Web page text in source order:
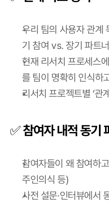
우리 팀의 사용자 관계
기 참여 vs. 장기 파트
현재 리서치 프로세스
를 팀이 명확히 인식하
리서치 프로젝트별 ‘관
✅ 참여자 내적 동기
참여자들이 왜 참여하
주인의식 등)
사전 설문·인터뷰에서